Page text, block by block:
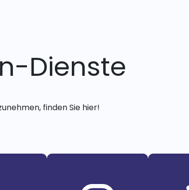
Dienste
finden Sie hier!